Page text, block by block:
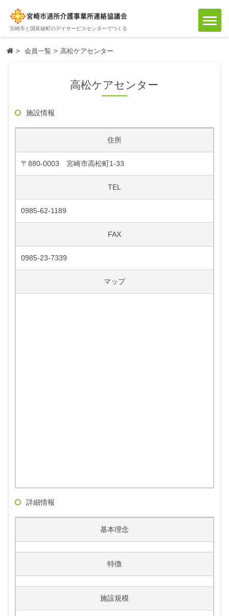
宮崎市と国富綾町のデイサービスセンターでつくる
小
会員一覧 高松ケアセンター
高松ケアセンター
施設情報
住所
〒880-0003 宮崎市高松町1-33
TEL
0985-62-1189
FAX
0985-23-7339
マップ
詳細情報
基本理念
特徴
施設規模